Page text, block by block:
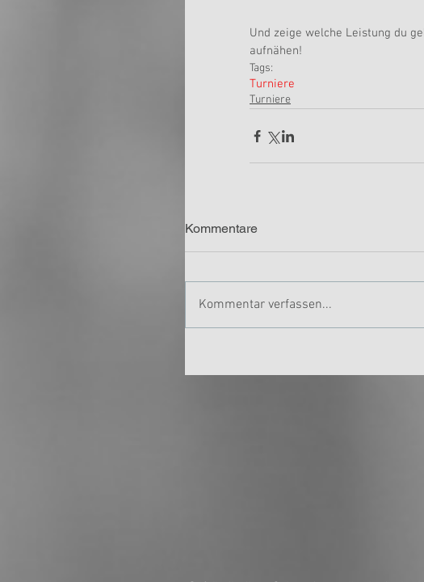
Und zeige welche Leistung du
aufnähen!
Tags:
Turniere
Turniere
Kommentare
Kommentar verfassen...